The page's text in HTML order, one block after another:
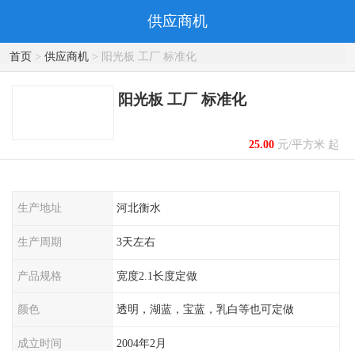
供应商机
首页> 供应商机> 阳光板 工厂 标准化
阳光板 工厂 标准化
25.00元/平方米 起
生产地址 河北衡水
生产周期 3天左右
产品规格 宽度2.1长度定做
颜色 透明，湖蓝，宝蓝，乳白等也可定做
成立时间 2004年2月